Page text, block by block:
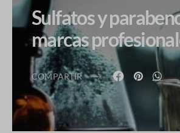
Sulfatos y
marcas
COMPARTIR